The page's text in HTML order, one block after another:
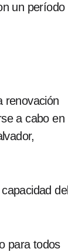
un período
renovación
a cabo en
del
para todos